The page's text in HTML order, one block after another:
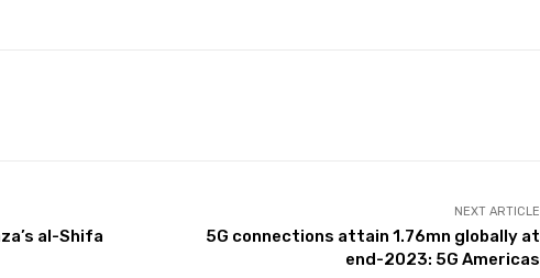
al-Shifa
NEXT ARTICLE
5G connections attain 1.76mn globally at
end-2023: 5G Americas